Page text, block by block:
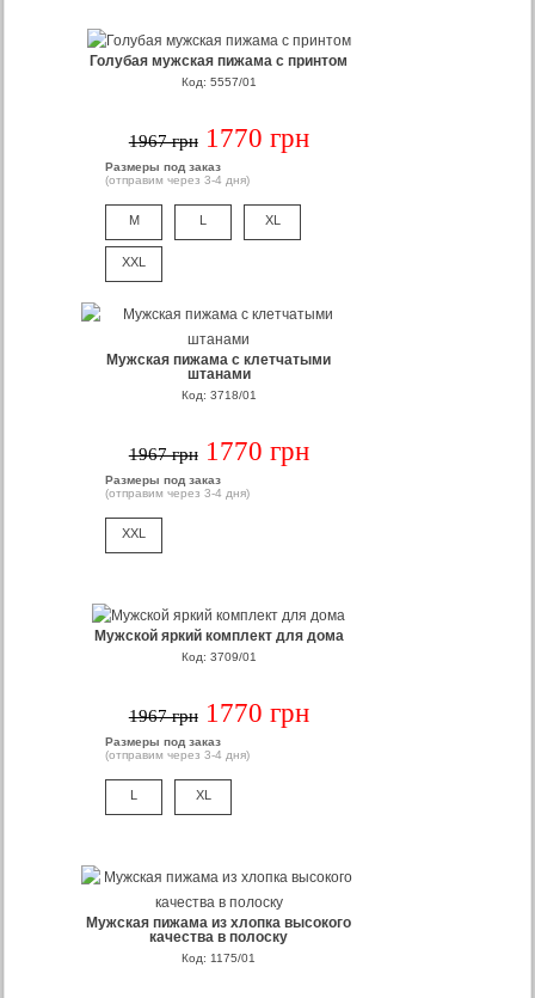
Голубая мужская пижама с принтом
Код: 5557/01
1967 грн 1770 грн
Размеры под заказ
(отправим через 3-4 дня)
M L XL
XXL
Мужская пижама с клетчатыми
штанами
Код: 3718/01
1967 грн 1770 грн
Размеры под заказ
(отправим через 3-4 дня)
XXL
Мужской яркий комплект для дома
Код: 3709/01
1967 грн 1770 грн
Размеры под заказ
(отправим через 3-4 дня)
L XL
Мужская пижама из хлопка высокого
качества в полоску
Код: 1175/01